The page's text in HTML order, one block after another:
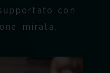
con
mirata.